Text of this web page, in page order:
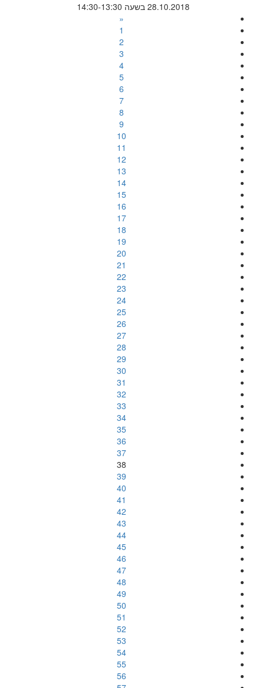
28.10.2018 בשעה 14:30-13:30
«
1
2
3
4
5
6
7
8
9
10
11
12
13
14
15
16
17
18
19
20
21
22
23
24
25
26
27
28
29
30
31
32
33
34
35
36
37
38
39
40
41
42
43
44
45
46
47
48
49
50
51
52
53
54
55
56